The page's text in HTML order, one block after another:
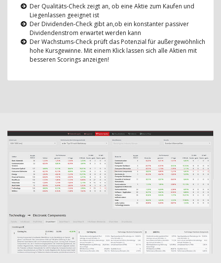
Der Qualitäts-Check zeigt an, ob eine Aktie zum Kaufen und
Liegenlassen geeignet ist
Der Dividenden-Check gibt an,ob ein konstanter passiver
Dividendenstrom erwartet werden kann
Der Wachstums-Check prüft das Potenzial für außergewöhnlich
hohe Kursgewinne. Mit einem Klick lassen sich alle Aktien mit
besseren Scorings anzeigen!